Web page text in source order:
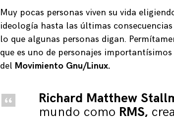
Muy pocas personas viven su vida
ideología hasta las últimas
lo que algunas personas digan.
que es uno de personajes
del Movimiento Gnu/Linux.
Richard Matthew
mundo como RMS,